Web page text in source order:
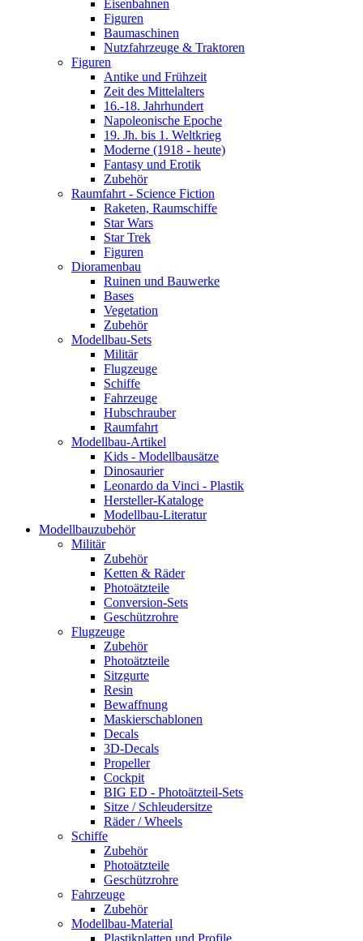
Eisenbahnen
Figuren
Baumaschinen
Nutzfahrzeuge & Traktoren
Figuren
Antike und Frühzeit
Zeit des Mittelalters
16.-18. Jahrhundert
Napoleonische Epoche
19. Jh. bis 1. Weltkrieg
Moderne (1918 - heute)
Fantasy und Erotik
Zubehör
Raumfahrt - Science Fiction
Raketen, Raumschiffe
Star Wars
Star Trek
Figuren
Dioramenbau
Ruinen und Bauwerke
Bases
Vegetation
Zubehör
Modellbau-Sets
Militär
Flugzeuge
Schiffe
Fahrzeuge
Hubschrauber
Raumfahrt
Modellbau-Artikel
Kids - Modellbausätze
Dinosaurier
Leonardo da Vinci - Plastik
Hersteller-Kataloge
Modellbau-Literatur
Modellbauzubehör
Militär
Zubehör
Ketten & Räder
Photoätzteile
Conversion-Sets
Geschützrohre
Flugzeuge
Zubehör
Photoätzteile
Sitzgurte
Resin
Bewaffnung
Maskierschablonen
Decals
3D-Decals
Propeller
Cockpit
BIG ED - Photoätzteil-Sets
Sitze / Schleudersitze
Räder / Wheels
Schiffe
Zubehör
Photoätzteile
Geschützrohre
Fahrzeuge
Zubehör
Modellbau-Material
Plastikplatten und Profile